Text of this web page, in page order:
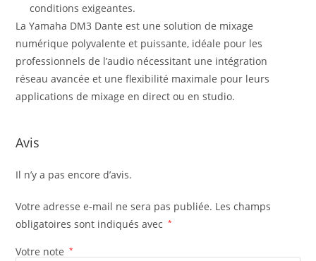
conditions exigeantes.
La Yamaha DM3 Dante est une solution de mixage
numérique polyvalente et puissante, idéale pour les
professionnels de l’audio nécessitant une intégration
réseau avancée et une flexibilité maximale pour leurs
applications de mixage en direct ou en studio.
Avis
Il n’y a pas encore d’avis.
Votre adresse e-mail ne sera pas publiée. Les champs
obligatoires sont indiqués avec
*
Votre note *